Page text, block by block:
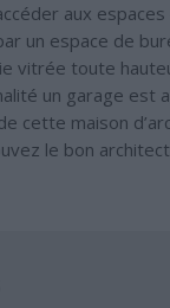
aux
un espace de
vitrée toute
un garage
cette maison
le bon